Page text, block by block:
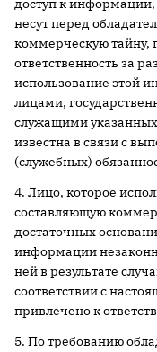
доступ к
несут перед
коммерческую тайну,
ответственность за
использование этой
лицами,
служащими
известна в связи с
(служебных)
4. Лицо, которое
составляющую
достаточных
информации
ней в результате
соответствии с
привлечено к
5. По требованию